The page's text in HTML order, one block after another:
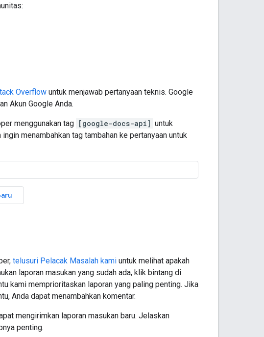
Overflow untuk menjawab pertanyaan teknis. Google
Akun Google Anda.
menggunakan tag [google-docs-api] untuk
menambahkan tag tambahan ke pertanyaan untuk
telusuri Pelacak Masalah kami untuk melihat apakah
laporan masukan yang sudah ada, klik bintang di
kami memprioritaskan laporan yang paling penting. Jika
Anda dapat menambahkan komentar.
mengirimkan laporan masukan baru. Jelaskan
penting.